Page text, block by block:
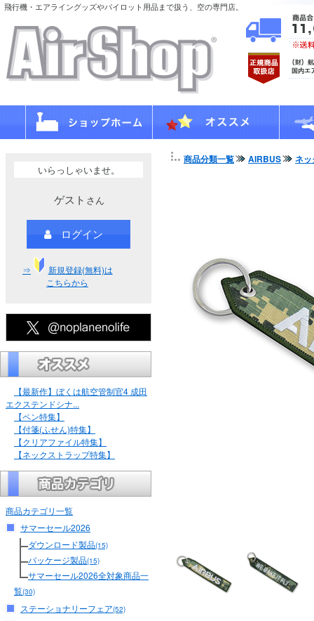
飛行機・エアライングッズやパイロット用品まで扱う、空の専門店。
いらっしゃいませ。
ゲスト さん
ログイン
⇒
新規登録(無料)は
こちらから
【最新作】ぼくは航空管制官4 成田
エクステンドシナ...
【ペン特集】
【付箋(ふせん)特集】
【クリアファイル特集】
【ネックストラップ特集】
商品カテゴリ一覧
サマーセール2026
ダウンロード製品(15)
パッケージ製品(15)
サマーセール2026全対象商品一
覧(30)
ステーショナリーフェア(52)
商品分類一覧 AIRBUS ネ